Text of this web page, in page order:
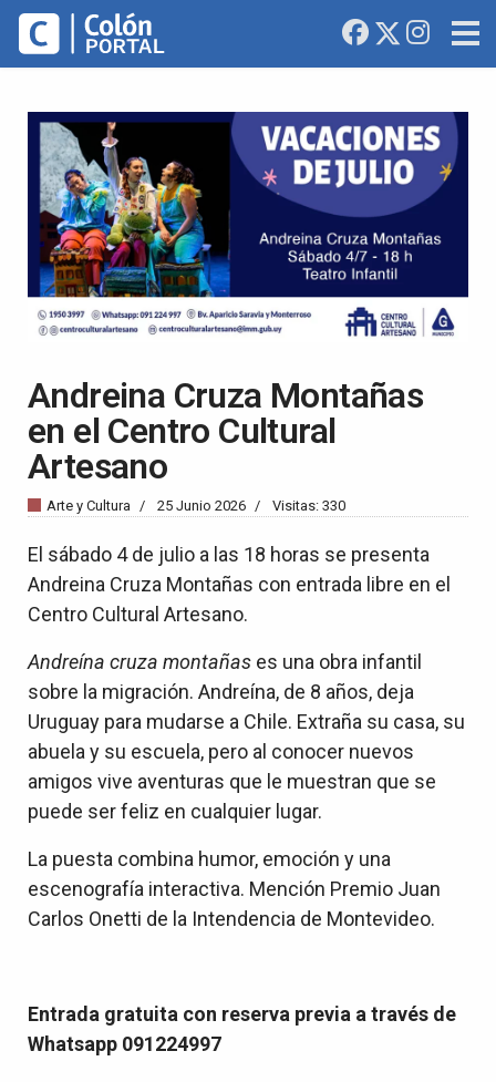
Andreina Cruza Montañas
en el Centro Cultural
Artesano
Arte y Cultura 25 Junio 2026 Visitas: 330
El sábado 4 de julio a las 18 horas se presenta
Andreina Cruza Montañas con entrada libre en el
Centro Cultural Artesano.
Andreína cruza montañas es una obra infantil
sobre la migración. Andreína, de 8 años, deja
Uruguay para mudarse a Chile. Extraña su casa, su
abuela y su escuela, pero al conocer nuevos
amigos vive aventuras que le muestran que se
puede ser feliz en cualquier lugar.
La puesta combina humor, emoción y una
escenografía interactiva. Mención Premio Juan
Carlos Onetti de la Intendencia de Montevideo.
Entrada gratuita con reserva previa a través de
Whatsapp 091224997